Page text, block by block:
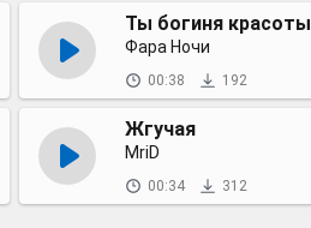
Ты богиня красоты
Фара Ночи
00:38 192
Жгучая
MriD
00:34 312